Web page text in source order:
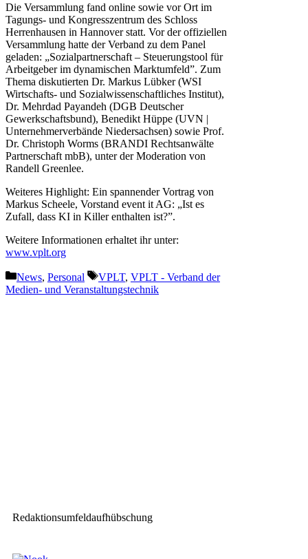
Die Versammlung fand online sowie vor Ort im
Tagungs- und Kongresszentrum des Schloss
Herrenhausen in Hannover statt. Vor der offiziellen
Versammlung hatte der Verband zu dem Panel
geladen: „Sozialpartnerschaft – Steuerungstool für
Arbeitgeber im dynamischen Marktumfeld”. Zum
Thema diskutierten Dr. Markus Lübker (WSI
Wirtschafts- und Sozialwissenschaftliches Institut),
Dr. Mehrdad Payandeh (DGB Deutscher
Gewerkschaftsbund), Benedikt Hüppe (UVN |
Unternehmerverbände Niedersachsen) sowie Prof.
Dr. Christoph Worms (BRANDI Rechtsanwälte
Partnerschaft mbB), unter der Moderation von
Randell Greenlee.
Weiteres Highlight: Ein spannender Vortrag von
Markus Scheele, Vorstand event it AG: „Ist es
Zufall, dass KI in Killer enthalten ist?”.
Weitere Informationen erhaltet ihr unter:
www.vplt.org
Kategorien
News, Personal Schlagwörter
VPLT, VPLT - Verband der
Medien- und Veranstaltungstechnik
Redaktionsumfeldaufhübschung